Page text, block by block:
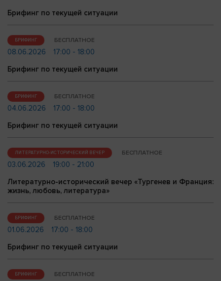
Брифинг по текущей ситуации
БРИФИНГ БЕСПЛАТНОЕ
08.06.2026
17:00 - 18:00
Брифинг по текущей ситуации
БРИФИНГ БЕСПЛАТНОЕ
04.06.2026
17:00 - 18:00
Брифинг по текущей ситуации
ЛИТЕРАТУРНО-ИСТОРИЧЕСКИЙ ВЕЧЕР БЕСПЛАТНОЕ
03.06.2026
19:00 - 21:00
Литературно-исторический вечер «Тургенев и Франция:
жизнь, любовь, литература»
БРИФИНГ БЕСПЛАТНОЕ
01.06.2026
17:00 - 18:00
Брифинг по текущей ситуации
БРИФИНГ БЕСПЛАТНОЕ